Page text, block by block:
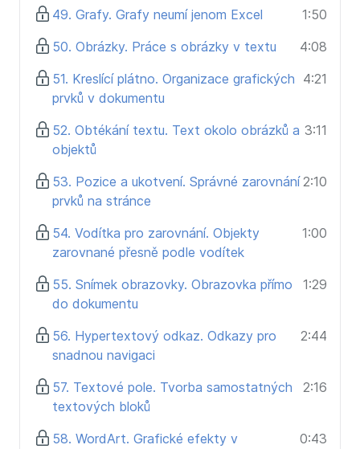
49. Grafy. Grafy neumí jenom Excel
1:50
50. Obrázky. Práce s obrázky v textu
4:08
51. Kreslící plátno. Organizace grafických
prvků v dokumentu
4:21
52. Obtékání textu. Text okolo obrázků a
objektů
3:11
53. Pozice a ukotvení. Správné zarovnání
prvků na stránce
2:10
54. Vodítka pro zarovnání. Objekty
zarovnané přesně podle vodítek
1:00
55. Snímek obrazovky. Obrazovka přímo
do dokumentu
1:29
56. Hypertextový odkaz. Odkazy pro
snadnou navigaci
2:44
57. Textové pole. Tvorba samostatných
textových bloků
2:16
58. WordArt. Grafické efekty v
0:43